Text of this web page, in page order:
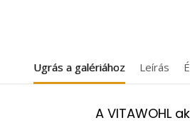
Ugrás a galériához Leírás
A VITAWOHL